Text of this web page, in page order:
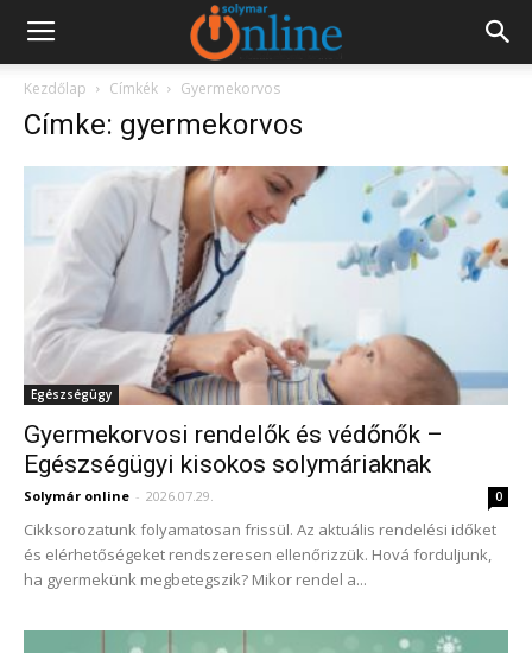
Kezdőlap Címkék Gyermekorvos
Címke: gyermekorvos
Egészségügy
Gyermekorvosi rendelők és védőnők –
Egészségügyi kisokos solymáriaknak
Solymár online - 2026.07.29. 0
Cikksorozatunk folyamatosan frissül. Az aktuális rendelési időket
és elérhetőségeket rendszeresen ellenőrizzük. Hová forduljunk,
ha gyermekünk megbetegszik? Mikor rendel a...